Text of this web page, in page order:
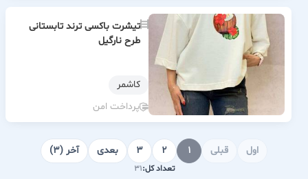
تیشرت باکسی ترند تابستانی
طرح نارگيل
كاشمر
پرداخت امن
اول قبلی 1
2
3 بعدی آخر (3)
تعداد کل:31